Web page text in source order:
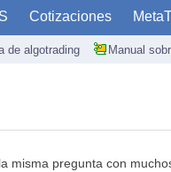
Cotizaciones
de algotrading Manual
misma pregunta con